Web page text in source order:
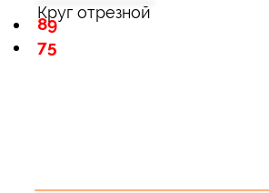
Круг отрезной
75
89